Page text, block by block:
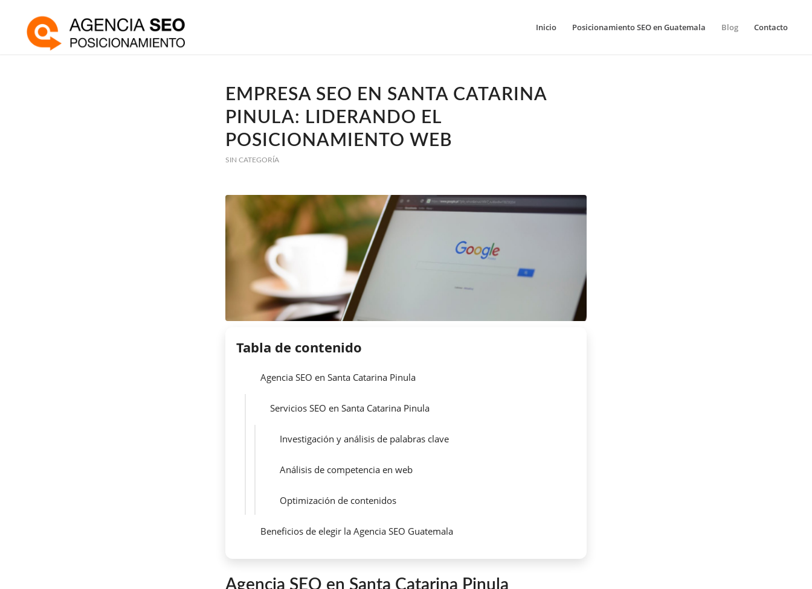
Inicio Posicionamiento SEO en Guatemala Blog Contacto
EMPRESA SEO EN SANTA CATARINA
PINULA: LIDERANDO EL
POSICIONAMIENTO WEB
SIN CATEGORÍA
Tabla de contenido
Agencia SEO en Santa Catarina Pinula
Servicios SEO en Santa Catarina Pinula
Investigación y análisis de palabras clave
Análisis de competencia en web
Optimización de contenidos
Beneficios de elegir la Agencia SEO Guatemala
Agencia SEO en Santa Catarina Pinula